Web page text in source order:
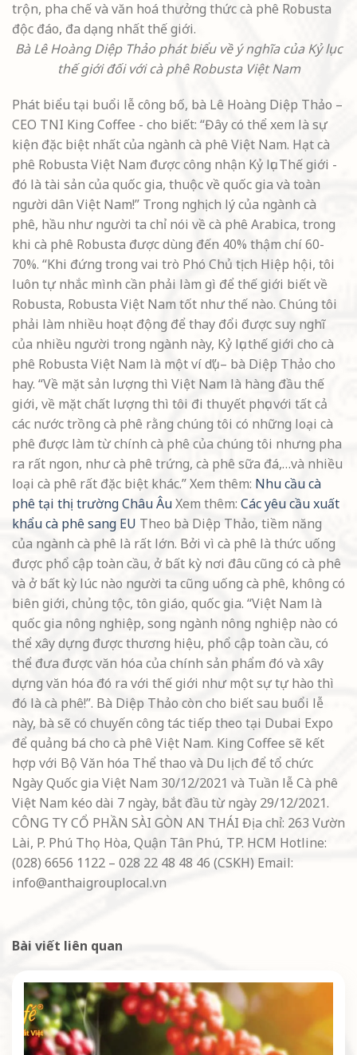
trộn, pha chế và văn hoá thưởng thức cà phê Robusta
độc đáo, đa dạng nhất thế giới.
Bà Lê Hoàng Diệp Thảo phát biểu về ý nghĩa của Kỷ lục
thế giới đối với cà phê Robusta Việt Nam
Phát biểu tại buổi lễ công bố, bà Lê Hoàng Diệp Thảo –
CEO TNI King Coffee - cho biết: “Đây có thể xem là sự
kiện đặc biệt nhất của ngành cà phê Việt Nam. Hạt cà
phê Robusta Việt Nam được công nhận Kỷ lục Thế giới -
đó là tài sản của quốc gia, thuộc về quốc gia và toàn
người dân Việt Nam!” Trong nghịch lý của ngành cà
phê, hầu như người ta chỉ nói về cà phê Arabica, trong
khi cà phê Robusta được dùng đến 40% thậm chí 60-
70%. “Khi đứng trong vai trò Phó Chủ tịch Hiệp hội, tôi
luôn tự nhắc mình cần phải làm gì để thế giới biết về
Robusta, Robusta Việt Nam tốt như thế nào. Chúng tôi
phải làm nhiều hoạt động để thay đổi được suy nghĩ
của nhiều người trong ngành này, Kỷ lục thế giới cho cà
phê Robusta Việt Nam là một ví dụ” – bà Diệp Thảo cho
hay. “Về mặt sản lượng thì Việt Nam là hàng đầu thế
giới, về mặt chất lượng thì tôi đi thuyết phục với tất cả
các nước trồng cà phê rằng chúng tôi có những loại cà
phê được làm từ chính cà phê của chúng tôi nhưng pha
ra rất ngon, như cà phê trứng, cà phê sữa đá,…và nhiều
loại cà phê rất đặc biệt khác.” Xem thêm: Nhu cầu cà
phê tại thị trường Châu ÂuXem thêm: Các yêu cầu xuất
khẩu cà phê sang EU Theo bà Diệp Thảo, tiềm năng
của ngành cà phê là rất lớn. Bởi vì cà phê là thức uống
được phổ cập toàn cầu, ở bất kỳ nơi đâu cũng có cà phê
và ở bất kỳ lúc nào người ta cũng uống cà phê, không có
biên giới, chủng tộc, tôn giáo, quốc gia. “Việt Nam là
quốc gia nông nghiệp, song ngành nông nghiệp nào có
thể xây dựng được thương hiệu, phổ cập toàn cầu, có
thể đưa được văn hóa của chính sản phẩm đó và xây
dựng văn hóa đó ra với thế giới như một sự tự hào thì
đó là cà phê!”. Bà Diệp Thảo còn cho biết sau buổi lễ
này, bà sẽ có chuyến công tác tiếp theo tại Dubai Expo
để quảng bá cho cà phê Việt Nam. King Coffee sẽ kết
hợp với Bộ Văn hóa Thể thao và Du lịch để tổ chức
Ngày Quốc gia Việt Nam 30/12/2021 và Tuần lễ Cà phê
Việt Nam kéo dài 7 ngày, bắt đầu từ ngày 29/12/2021.
CÔNG TY CỔ PHẦN SÀI GÒN AN THÁI Địa chỉ: 263 Vườn
Lài, P. Phú Thọ Hòa, Quận Tân Phú, TP. HCM Hotline:
(028) 6656 1122 – 028 22 48 48 46 (CSKH) Email:
info@anthaigrouplocal.vn
Bài viết liên quan